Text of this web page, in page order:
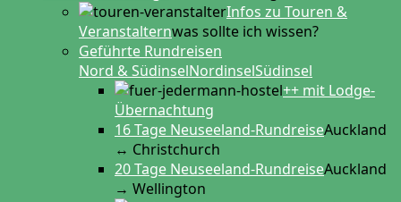
Infos zu Touren &
Veranstalternwas sollte ich wissen?
Geführte Rundreisen
Nord & Südinsel
++ mit Lodge-
Übernachtung
16 Tage Neuseeland-RundreiseAuckland
↔ Christchurch
20 Tage Neuseeland-RundreiseAuckland
→ Wellington
NordinselSüdinsel